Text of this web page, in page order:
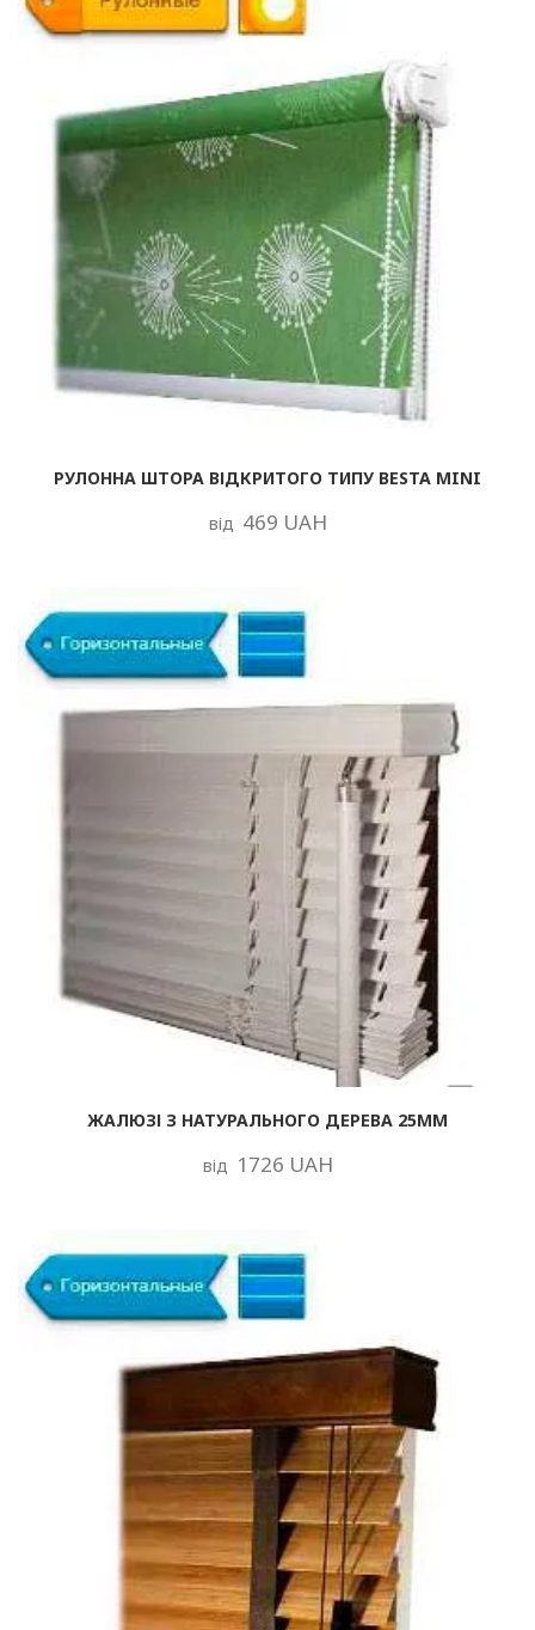
РУЛОННА ШТОРА ВІДКРИТОГО ТИПУ BESTA MINI
від 469 UAH
ЖАЛЮЗІ З НАТУРАЛЬНОГО ДЕРЕВА 25ММ
від 1726 UAH